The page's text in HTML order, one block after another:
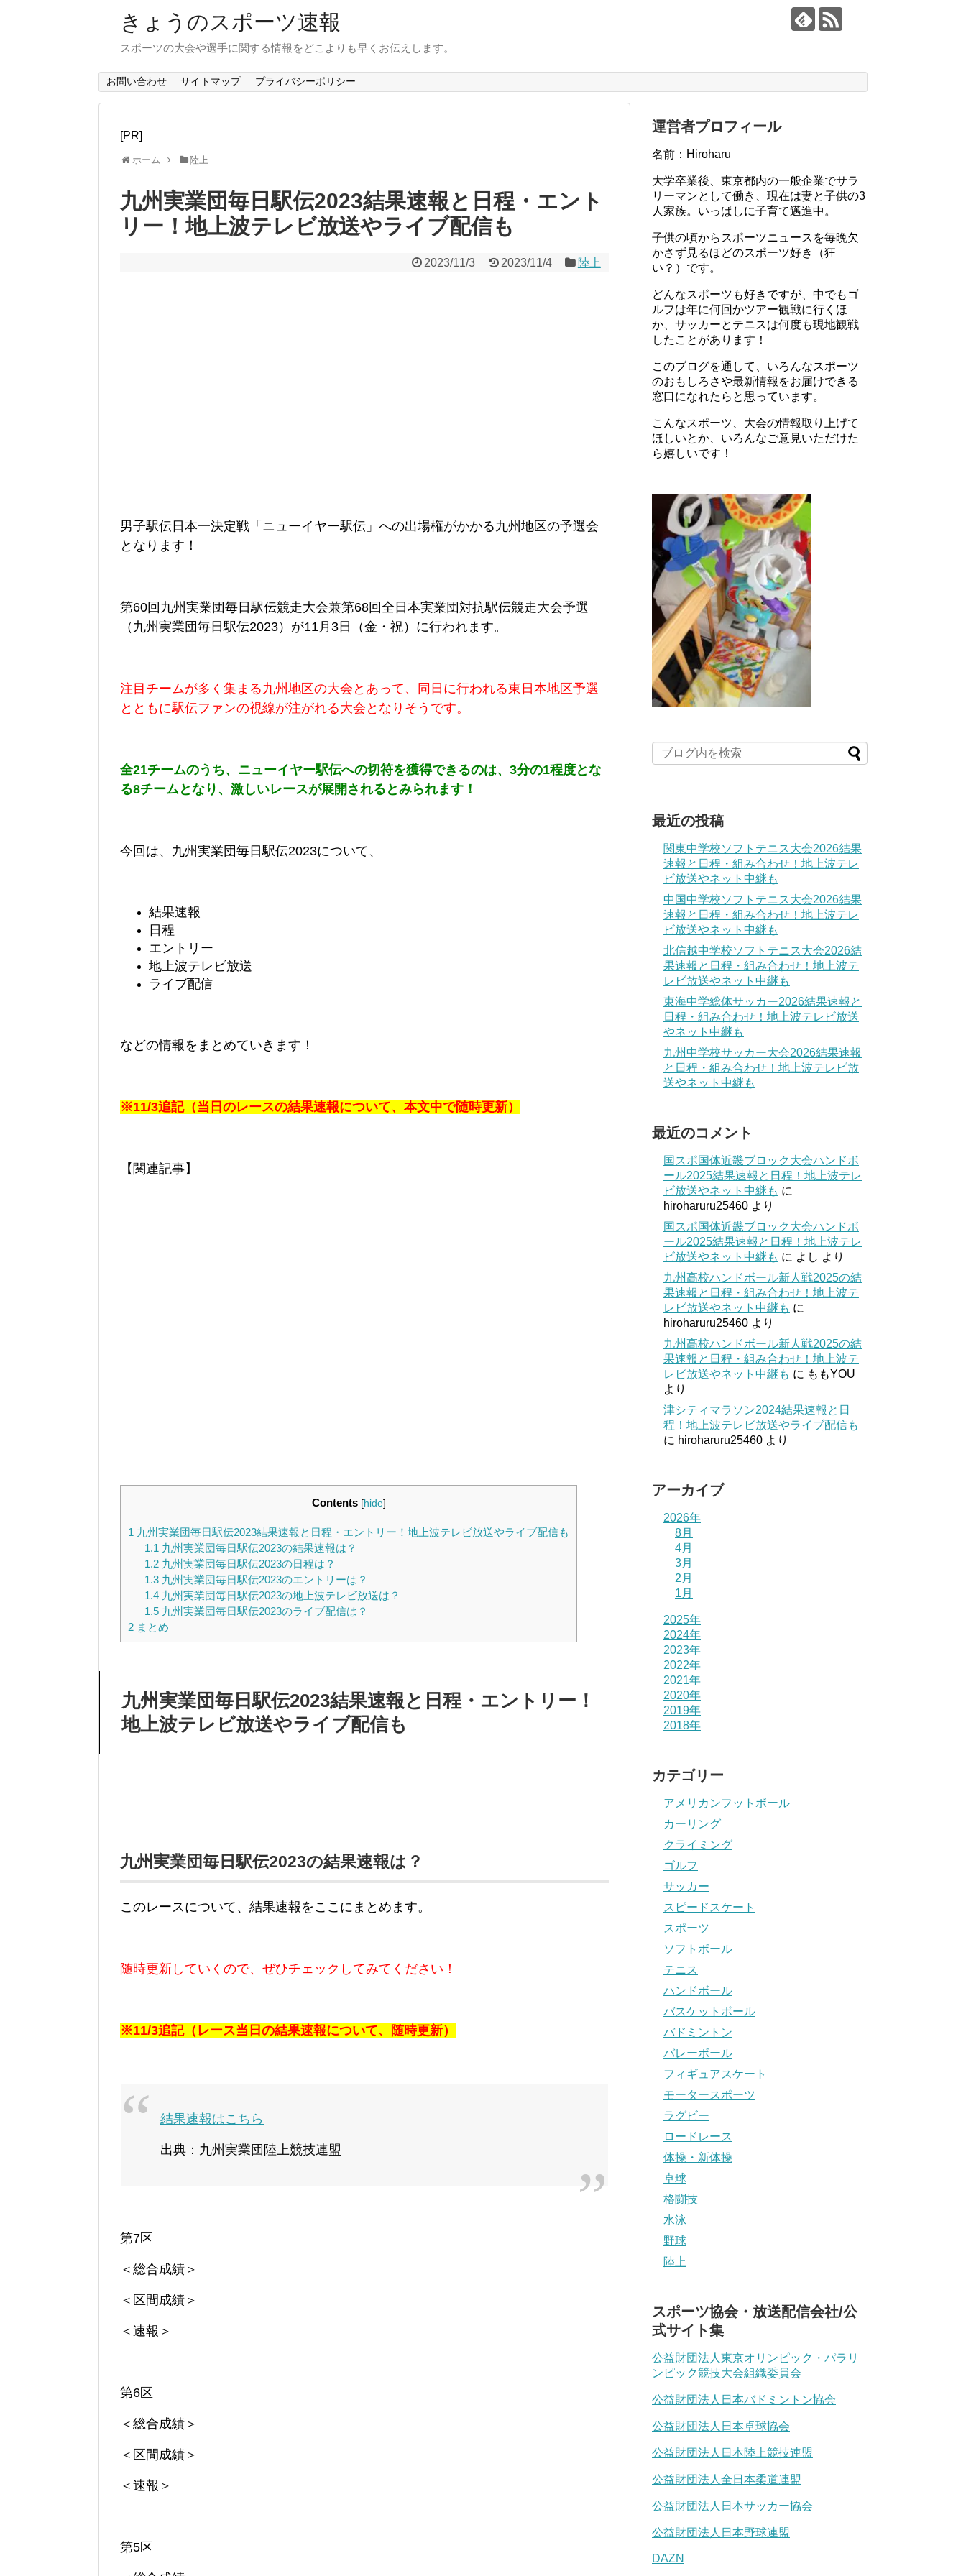
きょうのスポーツ速報
スポーツの大会や選手に関する情報をどこよりも早くお伝えします。
お問い合わせ サイトマップ プライバシーポリシー
[PR]
ホーム 陸上
九州実業団毎日駅伝2023結果速報と日程・エント
リー！地上波テレビ放送やライブ配信も
2023/11/3 2023/11/4 陸上
男子駅伝日本一決定戦「ニューイヤー駅伝」への出場権がかかる九州地区の予選会
となります！
第60回九州実業団毎日駅伝競走大会兼第68回全日本実業団対抗駅伝競走大会予選
（九州実業団毎日駅伝2023）が11月3日（金・祝）に行われます。
注目チームが多く 集まる九州地区の大会とあって、同日に行われる東日本地区予選
とともに駅伝ファンの視線が注がれる大会となりそうです。
全21チームのうち、ニューイヤー駅伝への切符を獲得できるのは、3分の1程度とな
る8チームとなり、激しいレースが展開されるとみられます！
今回は、 九州実業団毎日駅伝2023について、
結果速報
日程
エントリー
地上波テレビ放送
ライブ配信
などの情報をまとめていきます！
※11/3追記（当日のレースの結果速報について、本文中で随時更新）
【関連記事】
Contents [hide]
1 九州実業団毎日駅伝2023結果速報と日程・エントリー！地上波テレビ放送やライブ配信も
1.1 九州実業団毎日駅伝2023の結果速報は？
1.2九州実業団毎日駅伝2023の日程は？
1.3九州実業団毎日駅伝2023のエントリーは？
1.4九州実業団毎日駅伝2023の地上波テレビ放送は？
1.5九州実業団毎日駅伝2023のライブ配信は？
2 まとめ
九州実業団毎日駅伝2023結果速報と日程・エントリー！
地上波テレビ放送やライブ配信も
九州実業団毎日駅伝2023の結果速報は ？
このレースについて、結果速報をここにまとめます。
随時更新していくので、ぜひチェックしてみてください！
※11/3追記（レース当日の結果速報について、随時更新）
結果速報はこちら
出典：九州実業団陸上競技連盟
第7区
＜総合成績＞
＜区間成績＞
＜速報＞
第6区
＜総合成績＞
＜区間成績＞
＜速報＞
第5区
運営者プロフィール
名前：Hiroharu
大学卒業後、東京都内の一般企業でサラ
リーマンとして働き、現在は妻と子供の3
人家族。いっぱしに子育て邁進中。
子供の頃からスポーツニュースを毎晩欠
かさず見るほどのスポーツ好き（狂
い？）です。
どんなスポーツも好きですが、中でもゴ
ルフは年に何回かツアー観戦に行くほ
か、サッカーとテニスは何度も現地観戦
したことがあります！
このブログを通して、いろんなスポーツ
のおもしろさや最新情報をお届けできる
窓口になれたらと思っています。
こんなスポーツ、大会の情報取り上げて
ほしいとか、いろんなご意見いただけた
ら嬉しいです！
最近の投稿
関東中学校ソフトテニス大会2026結果
速報と日程・組み合わせ！地上波テレ
ビ放送やネット中継も
中国中学校ソフトテニス大会2026結果
速報と日程・組み合わせ！地上波テレ
ビ放送やネット中継も
北信越中学校ソフトテニス大会2026結
果速報と日程・組み合わせ！地上波テ
レビ放送やネット中継も
東海中学総体サッカー2026結果速報と
日程・組み合わせ！地上波テレビ放送
やネット中継も
九州中学校サッカー大会2026結果速報
と日程・組み合わせ！地上波テレビ放
送やネット中継も
最近のコメント
国スポ国体近畿ブロック大会ハンドボ
ール2025結果速報と日程！地上波テレ
ビ放送やネット中継も に
hiroharuru25460 より
国スポ国体近畿ブロック大会ハンドボ
ール2025結果速報と日程！地上波テレ
ビ放送やネット中継も に よし より
九州高校ハンドボール新人戦2025の結
果速報と日程・組み合わせ！地上波テ
レビ放送やネット中継も に
hiroharuru25460 より
九州高校ハンドボール新人戦2025の結
果速報と日程・組み合わせ！地上波テ
レビ放送やネット中継も に ももYOU
より
津シティマラソン2024結果速報と日
程！地上波テレビ放送やライブ配信も
に hiroharuru25460 より
アーカイブ
2026年
8月
4月
3月
2月
1月
2025年
2024年
2023年
2022年
2021年
2020年
2019年
2018年
カテゴリー
アメリカンフットボール
カーリング
クライミング
ゴルフ
サッカー
スピードスケート
スポーツ
ソフトボール
テニス
ハンドボール
バスケットボール
バドミントン
バレーボール
フィギュアスケート
モータースポーツ
ラグビー
ロードレース
体操・新体操
卓球
格闘技
水泳
野球
陸上
スポーツ協会・放送配信会社/公
式サイト集
公益財団法人東京オリンピック・パラリ
ンピック競技大会組織委員会
公益財団法人日本バドミントン協会
公益財団法人日本卓球協会
公益財団法人日本陸上競技連盟
公益財団法人全日本柔道連盟
公益財団法人日本サッカー協会
公益財団法人日本野球連盟
DAZN